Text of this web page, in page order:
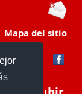
Mapa del sitio